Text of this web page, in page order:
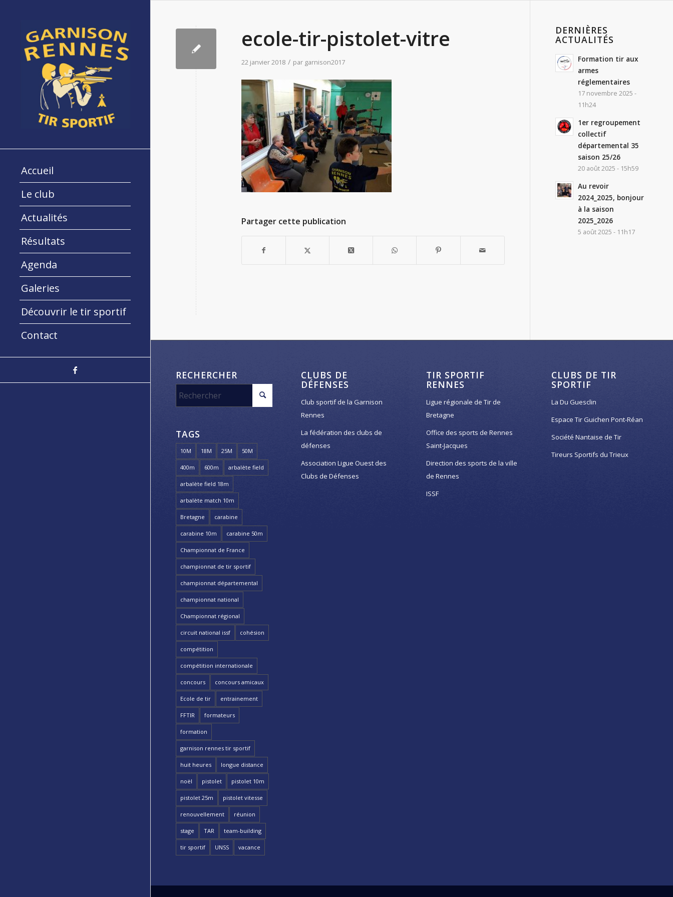
Accueil
Le club
Actualités
Résultats
Agenda
Galeries
Découvrir le tir sportif
Contact
ecole-tir-pistolet-vitre
22 janvier 2018 / par garnison2017
Partager cette publication
DERNIÈRES
ACTUALITÉS
Formation tir aux
armes
réglementaires
17 novembre 2025 -
11h24
1er regroupement
collectif
départemental 35
saison 25/26
20 août 2025 - 15h59
Au revoir
2024_2025, bonjour
à la saison
2025_2026
5 août 2025 - 11h17
RECHERCHER
TAGS
10M 18M 25M 50M
400m 600m arbalète field
arbalète field 18m
arbalète match 10m
Bretagne carabine
carabine 10m carabine 50m
Championnat de France
championnat de tir sportif
championnat départemental
championnat national
Championnat régional
circuit national issf cohésion
compétition
compétition internationale
concours concours amicaux
Ecole de tir entrainement
FFTIR formateurs
formation
garnison rennes tir sportif
huit heures longue distance
noël pistolet pistolet 10m
pistolet 25m pistolet vitesse
renouvellement réunion
stage TAR team-building
tir sportif UNSS vacance
CLUBS DE
DÉFENSES
Club sportif de la Garnison
Rennes
La fédération des clubs de
défenses
Association Ligue Ouest des
Clubs de Défenses
TIR SPORTIF
RENNES
Ligue régionale de Tir de
Bretagne
Office des sports de Rennes
Saint-Jacques
Direction des sports de la ville
de Rennes
ISSF
CLUBS DE TIR
SPORTIF
La Du Guesclin
Espace Tir Guichen Pont-Réan
Société Nantaise de Tir
Tireurs Sportifs du Trieux